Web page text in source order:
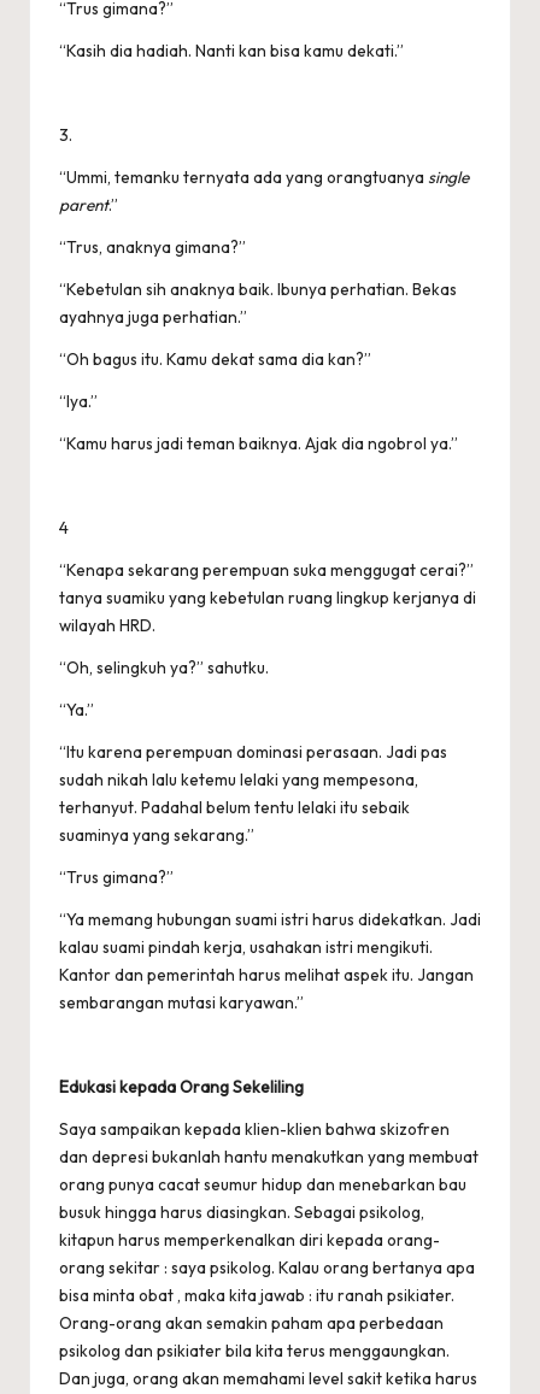
“Trus gimana?”
“Kasih dia hadiah. Nanti kan bisa kamu dekati.”
3.
“Ummi, temanku ternyata ada yang orangtuanya single
parent.”
“Trus, anaknya gimana?”
“Kebetulan sih anaknya baik. Ibunya perhatian. Bekas
ayahnya juga perhatian.”
“Oh bagus itu. Kamu dekat sama dia kan?”
“Iya.”
“Kamu harus jadi teman baiknya. Ajak dia ngobrol ya.”
4
“Kenapa sekarang perempuan suka menggugat cerai?”
tanya suamiku yang kebetulan ruang lingkup kerjanya di
wilayah HRD.
“Oh, selingkuh ya?” sahutku.
“Ya.”
“Itu karena perempuan dominasi perasaan. Jadi pas
sudah nikah lalu ketemu lelaki yang mempesona,
terhanyut. Padahal belum tentu lelaki itu sebaik
suaminya yang sekarang.”
“Trus gimana?”
“Ya memang hubungan suami istri harus didekatkan. Jadi
kalau suami pindah kerja, usahakan istri mengikuti.
Kantor dan pemerintah harus melihat aspek itu. Jangan
sembarangan mutasi karyawan.”
Edukasi kepada Orang Sekeliling
Saya sampaikan kepada klien-klien bahwa skizofren
dan depresi bukanlah hantu menakutkan yang membuat
orang punya cacat seumur hidup dan menebarkan bau
busuk hingga harus diasingkan. Sebagai psikolog,
kitapun harus memperkenalkan diri kepada orang-
orang sekitar : saya psikolog. Kalau orang bertanya apa
bisa minta obat , maka kita jawab : itu ranah psikiater.
Orang-orang akan semakin paham apa perbedaan
psikolog dan psikiater bila kita terus menggaungkan.
Dan juga, orang akan memahami level sakit ketika harus